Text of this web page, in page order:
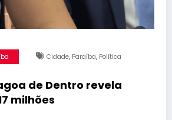
Cidade, Paraíba, Política
de Dentro revela
milhões